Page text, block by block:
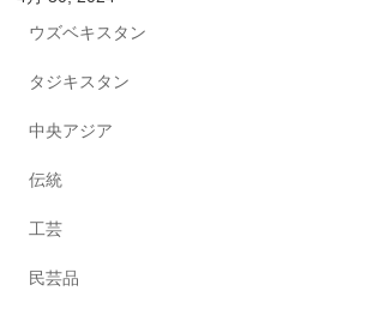
ウズベキスタン
タジキスタン
中央アジア
伝統
工芸
民芸品